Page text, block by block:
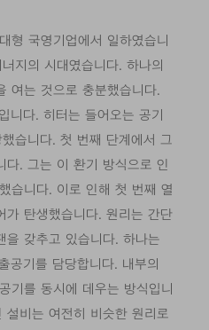
형 국영기업에서 일하였습니
지의 시대였습니다. 하나의
여는 것으로 충분했습니다.
니다. 히터는 들어오는 공기
습니다. 첫 번째 단계에서 그
다. 그는 이 환기 방식으로 인
습니다. 이로 인해 첫 번째 열
가 탄생했습니다. 원리는 간단
갖추고 있습니다. 하나는
공기를 담당합니다. 내부의
기를 동시에 데우는 방식입니
설비는 여전히 비슷한 원리로